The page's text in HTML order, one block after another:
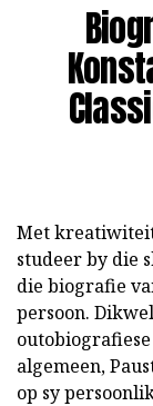
Met kreatiwiteit
studeer by die
die biografie
persoon.
algemeen,
op sy